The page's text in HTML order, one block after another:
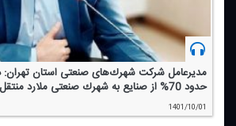
مدیرعامل شركت شهرك‌های صنعتی استان تهران:
حدود 70% از صنایع به شهرك صنعتی ملارد منتقل می‌شود
1401/10/01